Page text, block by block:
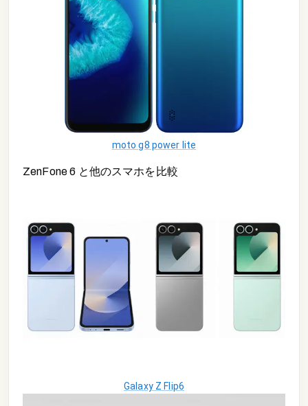
moto g8 power lite
ZenFone 6 と他のスマホを比較
Galaxy Z Flip6